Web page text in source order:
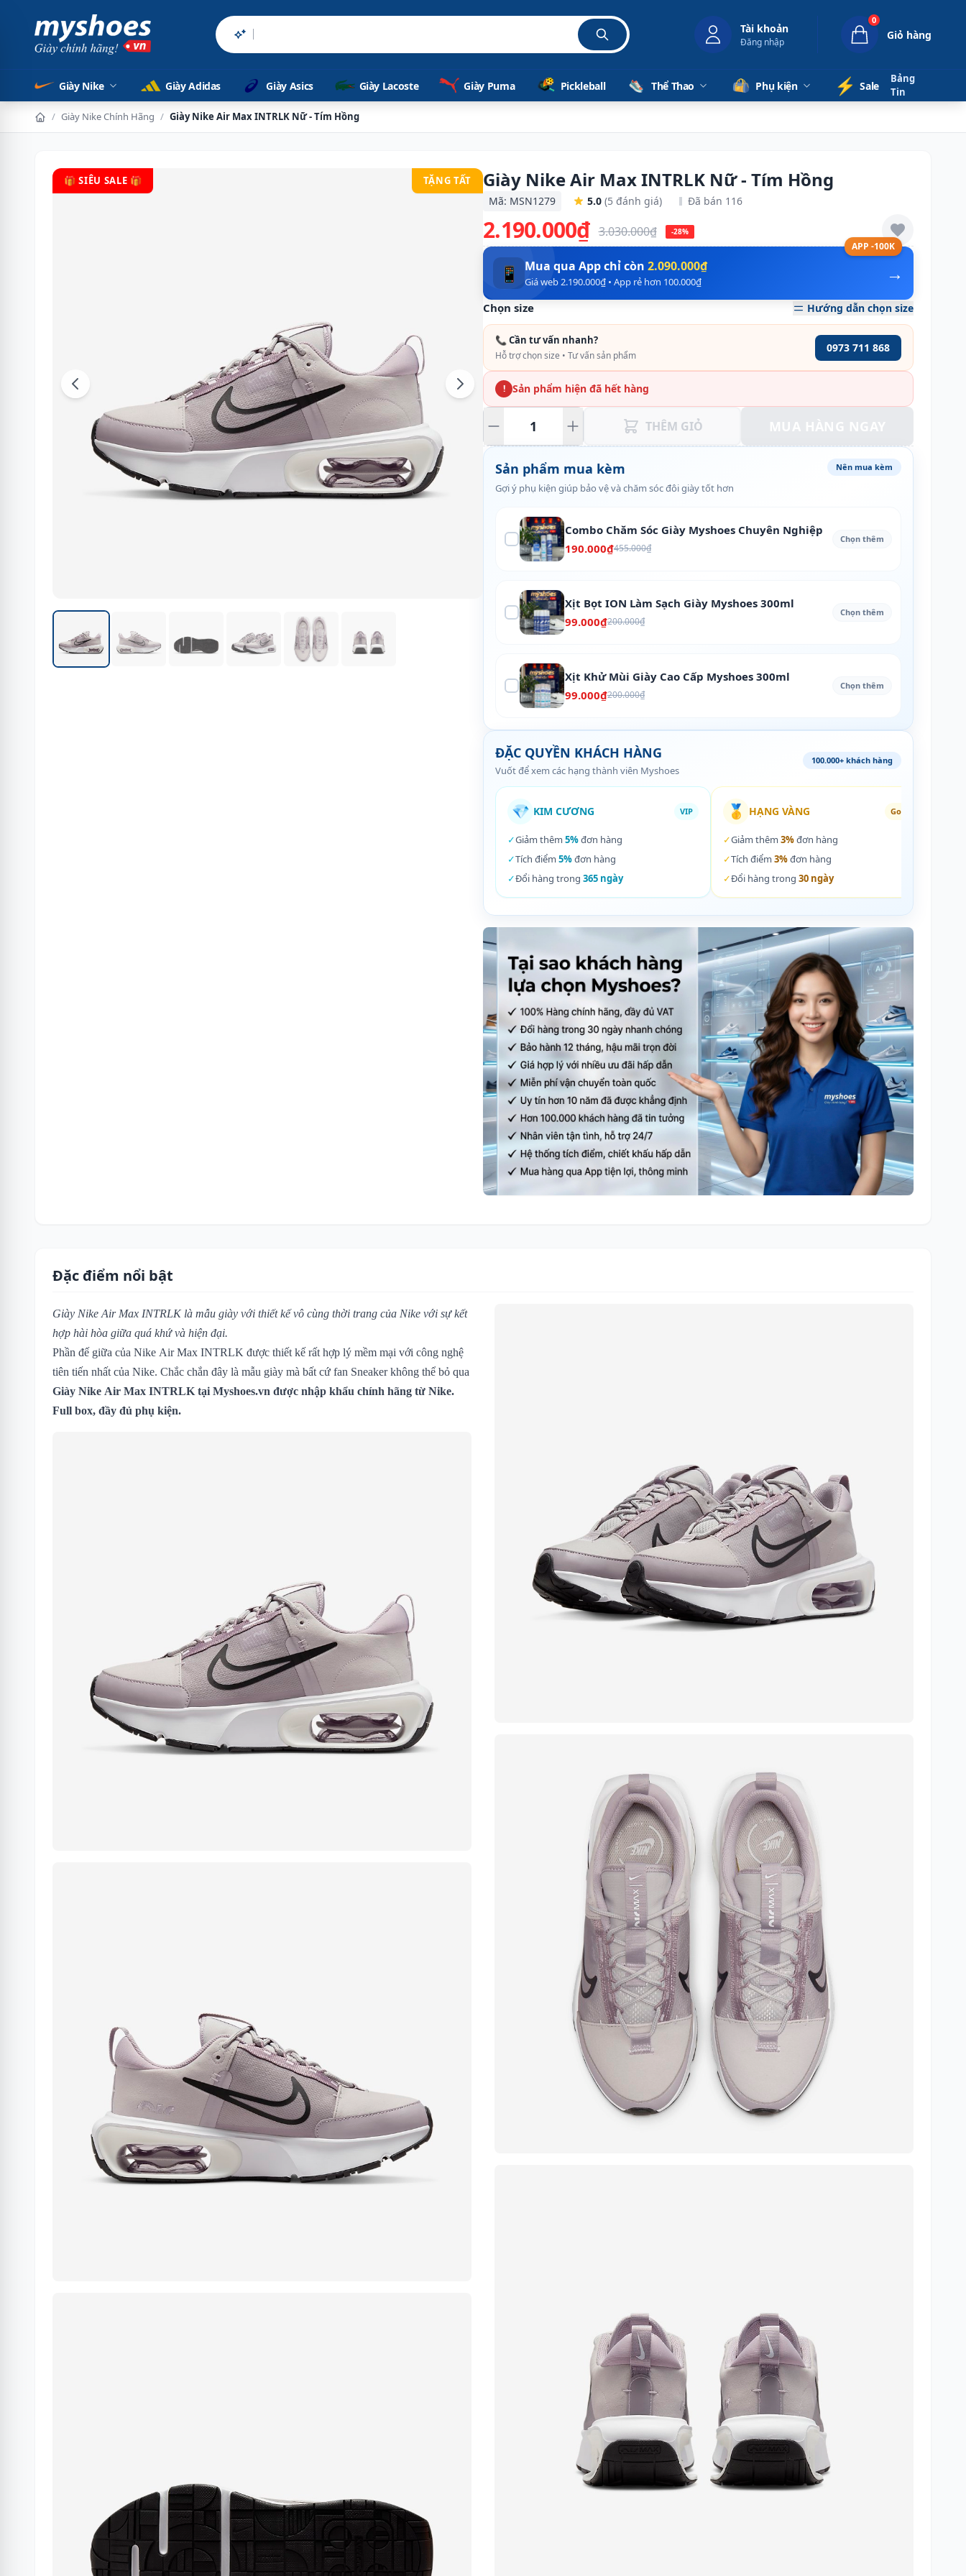
Sản phẩm chí Tài khoản
Đăng nhập
0
Giỏ hàng
Giày Nike Giày Adidas Giày Asics Giày Lacoste Giày Puma Pickleball Thể Thao Phụ kiện ⚡️ Sale
Bảng
Tin
/ Giày Nike Chính Hãng / Giày Nike Air Max INTRLK Nữ - Tím Hồng
🎁 SIÊU SALE 🎁 TẶNG TẤT Giày Nike Air Max INTRLK Nữ - Tím Hồng
Mã: MSN1279 5.0 (5 đánh giá) Đã bán 116
2.190.000₫ 3.030.000₫ -28%
APP -100K
→
📱 Mua qua App chỉ còn 2.090.000₫
Giá web 2.190.000₫ • App rẻ hơn 100.000₫
Chọn size Hướng dẫn chọn size
📞 Cần tư vấn nhanh?
Hỗ trợ chọn size • Tư vấn sản phẩm
0973 711 868
! Sản phẩm hiện đã hết hàng
THÊM GIỎ
Sản phẩm mua kèm
Gợi ý phụ kiện giúp bảo vệ và chăm sóc đôi giày tốt hơn
Nên mua kèm
Combo Chăm Sóc Giày Myshoes Chuyên Nghiệp
190.000₫455.000₫
Chọn thêm
Xịt Bọt ION Làm Sạch Giày Myshoes 300ml
99.000₫200.000₫
Chọn thêm
Xịt Khử Mùi Giày Cao Cấp Myshoes 300ml
99.000₫200.000₫
Chọn thêm
ĐẶC QUYỀN KHÁCH HÀNG
Vuốt để xem các hạng thành viên Myshoes
100.000+ khách hàng
💎 KIM CƯƠNG VIP
✓Giảm thêm 5%đơn hàng
✓Tích điểm 5%đơn hàng
✓Đổi hàng trong 365 ngày
🥇 HẠNG VÀNG Gold
✓Giảm thêm 3%đơn hàng
✓Tích điểm 3%đơn hàng
✓Đổi hàng trong 30 ngày
Đặc điểm nổi bật
Giày Nike Air Max INTRLKlà mẫu giày với thiết kế vô cùng thời trang của Nike với sự kết
hợp hài hòa giữa quá khứ và hiện đại.
Phần đế giữa của Nike Air Max INTRLK được thiết kế rất hợp lý mềm mại với công nghệ
tiên tiến nhất của Nike. Chắc chắn đây là mẫu giày mà bất cứ fan Sneaker không thể bỏ qua
Giày Nike Air Max INTRLK tại Myshoes.vn được nhập khẩu chính hãng từ Nike.
Full box, đầy đủ phụ kiện.